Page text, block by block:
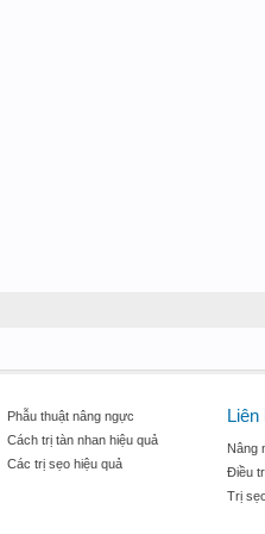
Phẫu thuật nâng ngực
Cách trị tàn nhan hiệu quả
Các trị sẹo hiệu quả
Liên
Nâng
Điều
Trị